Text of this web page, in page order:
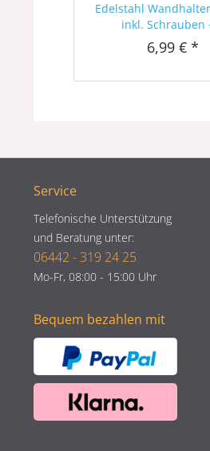
Edelstahl
inkl. Schrauben
6,99 € *
Service
Telefonische Unterstützung
und Beratung unter:
06442 - 319 24 25
Mo-Fr, 08:00 - 15:00 Uhr
Bequem bezahlen mit